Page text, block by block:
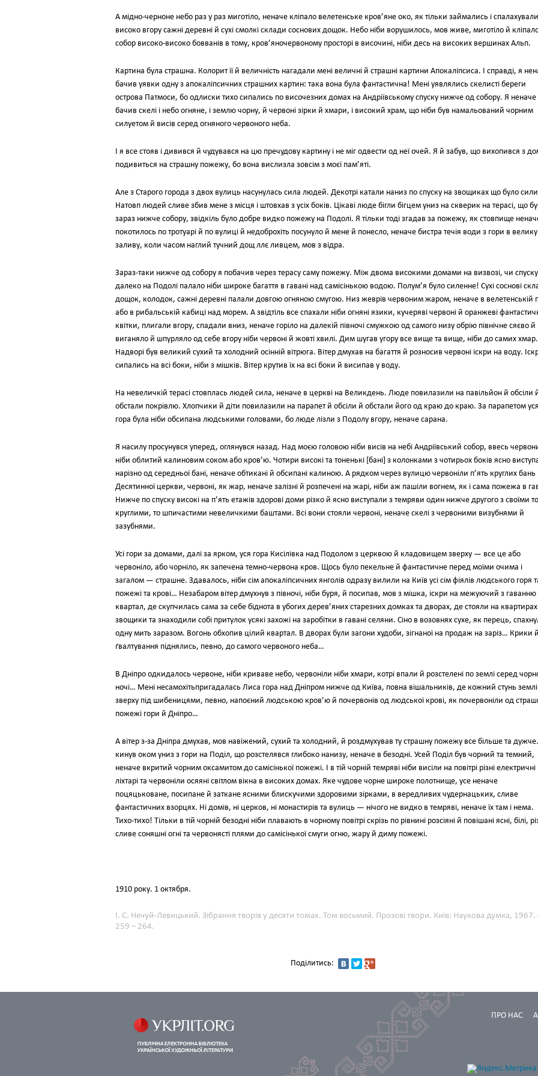
А мідно-черноне небо раз у раз миготіло, неначе кліпало велетенське кров’яне око, як тільки займались і спалахували
високо вгору сажні деревні й сухі смолкі склади соснових дощок. Небо ніби ворушилось, мов живе, миготіло й
собор високо-високо бовванів в тому, кров’яночервоному просторі в височині, ніби десь на високих вершинах Альп.
Картина була страшна. Колорит її й величність нагадали мені величні й страшні картини Апокаліпсиса. І справді, я
бачив уявки одну з апокаліпсичних страшних картин: така вона була фантастична! Мені уявлялись скелисті береги
острова Патмоси, бо одлиски тихо сипались по височезних домах на Андріївському спуску нижче од собору. Я неначе
бачив скелі і небо огняне, і землю чорну, й червоні зірки й хмари, і високий храм, що ніби був намальований чорним
силуетом й висів серед огняного червоного неба.
І я все стояв і дивився й чудувався на цю пречудову картину і не міг одвести од неї очей. Я й забув, що вихопився з
подивиться на страшну пожежу, бо вона вислизла зовсім з моєї пам’яті.
Але з Старого города з двох вулиць насунулась сила людей. Декотрі катали наниз по спуску на звощиках що було
Натовп людей сливе збив мене з місця і штовхав з усіх боків. Цікаві люде бігли бігцем униз на скверик на терасі, що
зараз нижче собору, звідкіль було добре видко пожежу на Подолі. Я тільки тоді згадав за пожежу, як стовпище
покотилось по тротуарі й по вулиці й недоброхіть посунуло й мене й понесло, неначе бистра течія води з гори в велику
заливу, коли часом наглий тучний дощ ллє ливцем, мов з відра.
Зараз-таки нижче од собору я побачив через терасу саму пожежу. Між двома високими домами на визвозі, чи
далеко на Подолі палало ніби широке багаття в гавані над самісінькою водою. Полум’я було силенне! Сухі соснові
дощок, колодок, сажні деревні палали довгою огняною смугою. Низ жеврів червоним жаром, неначе в велетенській
або в рибальській кабиці над морем. А звідтіль все спахали ніби огняні язики, кучеряві червоні й оранжеві
квітки, плигали вгору, спадали вниз, неначе горіло на далекій півночі смужкою од самого низу обрію північне сяєво й
виганяло й шпурляло од себе вгору ніби червоні й жовті хвилі. Дим шугав угору все вище та вище, ніби до самих хмар.
Надворі був великий сухий та холодний осінній вітрюга. Вітер дмухав на багаття й розносив червоні іскри на воду.
сипались на всі боки, ніби з мішків. Вітер крутив їх на всі боки й висипав у воду.
На невеличкій терасі стовплась людей сила, неначе в церкві на Великдень. Люде повилазили на павільйон й обсіли
обстали покрівлю. Хлопчики й діти повилазили на парапет й обсіли й обстали його од краю до краю. За парапетом уся
гора була ніби обсипана людськими головами, бо люде лізли з Подолу вгору, неначе сарана.
Я насилу просунувся уперед, оглянувся назад. Над моєю головою ніби висів на небі Андріївський собор, ввесь
ніби облитий калиновим соком або кров’ю. Чотири високі та тоненькі [бані] з колонками з чотирьох боків ясно
нарізно од середньої бані, неначе обтикані й обсипані калиною. А рядком через вулицю червоніли п’ять круглих бань
Десятинної церкви, червоні, як жар, неначе залізні й розпечені на жарі, ніби аж пашіли вогнем, як і сама пожежа в
Нижче по спуску високі на п’ять етажів здорові доми різко й ясно виступали з темряви один нижче другого з своїми то
круглими, то шпичастими невеличкими баштами. Всі вони стояли червоні, неначе скелі з червоними визубнями й
зазубнями.
Усі гори за домами, далі за ярком, уся гора Кисілівка над Подолом з церквою й кладовищем зверху — все це або
червоніло, або чорніло, як запечена темно-червона кров. Щось було пекельне й фантастичне перед моїми очима і
загалом — страшне. Здавалось, ніби сім апокаліпсичних янголів одразу вилили на Київ усі сім фіялів людського горя
пожежі та крові… Незабаром вітер дмухнув з півночі, ніби буря, й посипав, мов з мішка, іскри на межуючий з гаванню
квартал, де скупчилась сама за себе біднота в убогих дерев’яних старезних домках та дворах, де стояли на квартирах
звощики та знаходили собі притулок усякі захожі на заробітки в гавані селяни. Сіно в возовнях сухе, як перець,
одну мить заразом. Вогонь обхопив цілий квартал. В дворах були загони худоби, зігнаної на продаж на заріз… Крики й
ґвалтування піднялись, певно, до самого червоного неба…
В Дніпро одкидалось червоне, ніби криваве небо, червоніли ніби хмари, котрі впали й розстелені по землі серед
ночі… Мені несамохітьпригадалась Лиса гора над Дніпром нижче од Київа, повна вішальників, де кожний стунь землі
зверху під шибеницями, певно, напоєний людською кров’ю й почервонів од людської крові, як почервоніли од
пожежі гори й Дніпро…
А вітер з-за Дніпра дмухав, мов навіжений, сухий та холодний, й роздмухував ту страшну пожежу все більше та
кинув оком униз з гори на Поділ, що розстелявся глибоко нанизу, неначе в безодні. Усей Поділ був чорний та темний,
неначе вкритий чорним оксамитом до самісінької пожежі. І в тій чорній темряві ніби висіли на повітрі різні електричні
ліхтарі та червоніли осяяні світлом вікна в високих домах. Яке чудове чорне широке полотнище, усе неначе
поцяцьковане, посипане й заткане ясними блискучими здоровими зірками, в вередливих чудернацьких, сливе
фантастичних взорцях. Ні домів, ні церков, ні монастирів та вулиць — нічого не видко в темряві, неначе їх там і нема.
Тихо-тихо! Тільки в тій чорній безодні ніби плавають в чорному повітрі скрізь по рівнині розсіяні й повішані ясні, білі,
сливе соняшні огні та червонясті плями до самісінької смуги огню, жару й диму пожежі.
1910 року. 1 октября.
І. С. Нечуй-Левицький. Зібрання творів у десяти томах. Том восьмий. Прозові твори. Київ: Наукова думка, 1967.
259 – 264.
Поділитись:
ПРО НАС